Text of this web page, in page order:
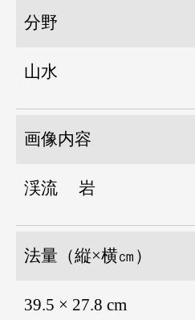
分野
山水
画像内容
渓流 岩
法量（縦×横㎝）
39.5 × 27.8 cm